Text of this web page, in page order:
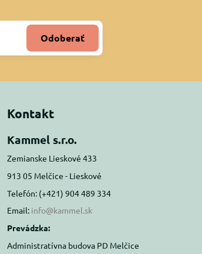
Odoberať
Kontakt
Kammel s.r.o.
Zemianske Lieskové 433
913 05 Melčice - Lieskové
Telefón: (+421) 904 489 334
Email: info@kammel.sk
Prevádzka:
Administratívna budova PD Melčice